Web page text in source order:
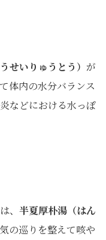
せいりゅうとう） が
体内の水分バランス
などにおける水っぽ
、 半夏厚朴湯（はん
の巡りを整えて咳や